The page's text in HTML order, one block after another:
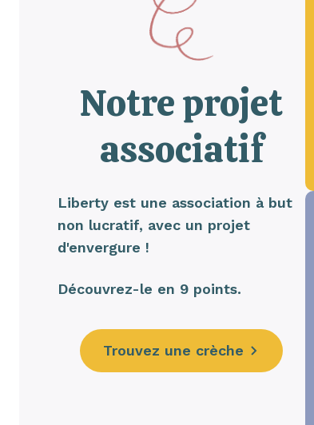
Notre projet
associatif
Liberty est une association à but
non lucratif, avec un projet
d'envergure !
Découvrez-le en 9 points.
Trouvez une crèche